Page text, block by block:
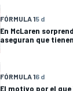
FÓRMULA 15 d
En McLaren
aseguran que
FÓRMULA 16 d
El motivo por el